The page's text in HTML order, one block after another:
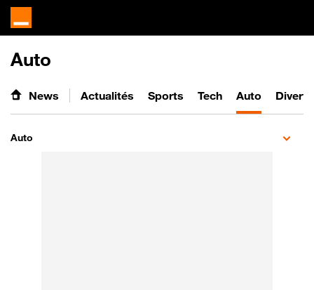
Auto
News Actualités Sports Tech Auto
Auto